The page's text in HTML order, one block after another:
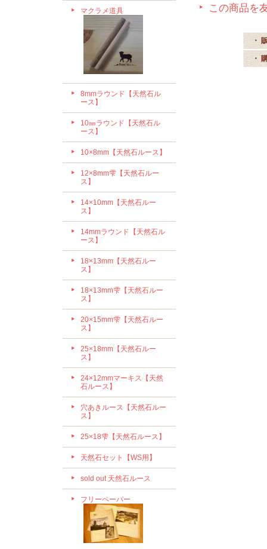
マクラメ道具
8mmラウンド【天然石ル
ース】
10㎜ラウンド【天然石ル
ース】
10×8mm【天然石ルース】
12×8mm雫【天然石ルー
ス】
14×10mm【天然石ルー
ス】
14mmラウンド【天然石ル
ース】
18×13mm【天然石ルー
ス】
18×13mm雫【天然石ルー
ス】
20×15mm雫【天然石ルー
ス】
25×18mm【天然石ルー
ス】
24×12mmマーキス【天然
石ルース】
穴あきルース【天然石ルー
ス】
25×18雫【天然石ルース】
天然石セット【WS用】
sold out 天然石ルース
フリーペーパー
この商品を
・
・